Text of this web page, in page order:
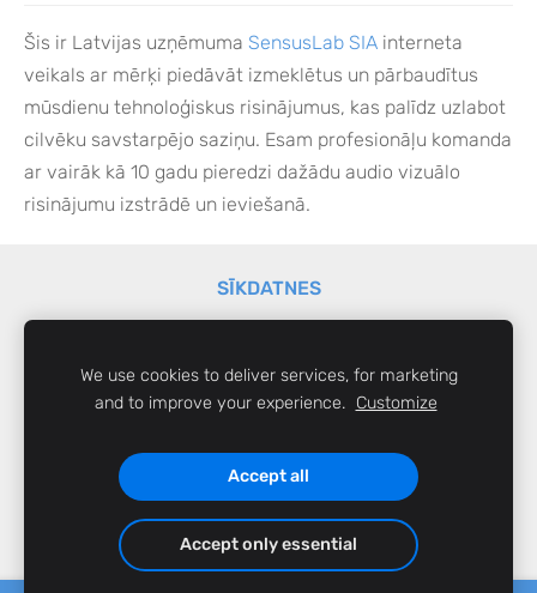
Šis ir Latvijas uzņēmuma SensusLab SIA interneta
veikals ar mērķi piedāvāt izmeklētus un pārbaudītus
mūsdienu tehnoloģiskus risinājumus, kas palīdz uzlabot
cilvēku savstarpējo saziņu. Esam profesionāļu komanda
ar vairāk kā 10 gadu pieredzi dažādu audio vizuālo
risinājumu izstrādē un ieviešanā.
SĪKDATNES
SensusLab SIA,sensus@sensuslab.lv© 2026
Liliju iela 20, Mārupe, LV-2167,Reģ. Nr.
LV40103262104,6746 1400
We use cookies to deliver services, for marketing
and to improve your experience. Customize
Accept all
Accept only essential